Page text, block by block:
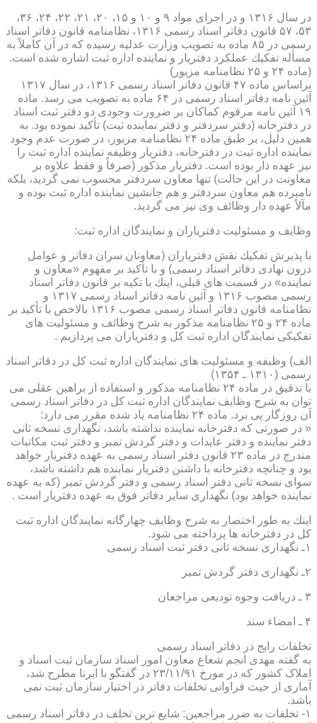
در سال ۱۳۱۶ و در اجرای مواد ۹ و ۱۰ و ۱۵، ۲۰، ۲۱، ۲۲، ۲۴، ۳۶،
۵۳، ۵۷ قانون دفاتر اسناد رسمی ۱۳۱۶، نظامنامه قانون دفاتر اسناد
رسمی در ۸۵ ماده به تصویب وزارت عدلیه رسیده كه در آن كاملاً به
مسأله تفكیك عملكرد دفتریار و نماینده اداره ثبت اشاره شده است.
(ماده ۲۴ و ۲۵ نظامنامه مزبور)
براساس ماده ۴۷ قانون دفاتر اسناد رسمی ۱۳۱۶، در سال ۱۳۱۷
آئین نامه دفاتر اسناد رسمی در ۶۴ ماده به تصویب می رسد. ماده
۱۹ آئین نامه مرقوم كماكان بر ضرورت وجودی دو دفتر ثبت اسناد
در دفترخانه (دفتر سردفتر و دفتر نماینده ثبت) تأكید نموده بود. به
همین دلیل، بر طبق ماده ۲۴ نظامنامه مزبور، در صورت عدم وجود
نماینده اداره ثبت در دفترخانه، دفتریار وظیفه نماینده اداره ثبت را
نیز عهده دار بوده است. دفتریار مذكور (صرفاً و فقط علاوه بر
معاونت در این حالت) تنها معاون سردفتر محسوب نمی گردید، بلكه
نامبرده هم معاون سردفتر و هم جانشین نماینده اداره ثبت بوده و
مآلاً عهده دار وظائف وی نیز می گردید.
وظایف و مسئولیت دفتریاران و نمایندگان اداره ثبت:
با پذیرش تفكیك نقش دفتریاران (معاونان سران دفاتر و عوامل
درون نهادی دفاتر اسناد رسمی) و با تأكید بر مفهوم «معاون و
نماینده» در قسمت های قبلی، اینك با تكیه بر قانون دفاتر اسناد
رسمی مصوب ۱۳۱۶ و آئین نامه دفاتر اسناد رسمی ۱۳۱۷ و
نظامنامه قانون دفاتر اسناد رسمی مصوب ۱۳۱۶ بالاخص با تأكید بر
ماده ۲۴ و ۲۵ نظامنامه مذكور به شرح وظائف و مسئولیت های
تفكیكی نمایندگان اداره ثبت كل و دفتریاران می پردازیم .
الف) وظیفه و مسئولیت های نمایندگان اداره ثبت كل در دفاتر اسناد
رسمی (۱۳۱۰ ـ ۱۳۵۴)
با تدقیق در ماده ۲۴ نظامنامه مذكور و استفاده از براهین عقلی می
توان به شرح وظایف نمایندگان اداره ثبت كل در دفاتر اسناد رسمی
آن روزگار پی برد. ماده ۲۴ نظامنامه یاد شده مقرر می دارد:
« در صورتی كه دفترخانه نماینده نداشته باشد، نگهداری نسخه ثانی
دفتر نماینده و دفتر عایدات و دفتر گردش تمبر و دفتر ثبت مكاتبات
مندرج در ماده ۲۳ قانون دفتر اسناد رسمی به عهده دفتریار خواهد
بود و چنانچه دفترخانه با داشتن دفتریار نماینده هم داشته باشد،
سوای نسخه ثانی دفتر اسناد رسمی و دفتر گردش تمبر (كه به عهده
نماینده خواهد بود) نگهداری سایر دفاتر فوق به عهده دفتریار است .
اینك به طور اختصار به شرح وظایف چهارگانه نمایندگان اداره ثبت
كل در دفترخانه ها پرداخته می شود.
۱ـ نگهداری نسخه ثانی دفتر ثبت اسناد رسمی
۲ـ نگهداری دفتر گردش تمبر
۳ ـ دریافت وجوه تودیعی مراجعان
۴ ـ امضاء سند
تخلفات رایج در دفاتر اسناد رسمی
به گفته مهدی انجم شعاع معاون امور اسناد سازمان ثبت اسناد و
املاک کشور که در مورخ ۲۳/۱۱/۹۱ در گفتگو با ایرنا مطرح شد،
آماری از حیث فراوانی تخلفات دفاتر در اختیار سازمان ثبت نمی
باشد.
۱- تخلفات به ضرر مراجعین: شایع ترین تخلف در دفاتر اسناد رسمی